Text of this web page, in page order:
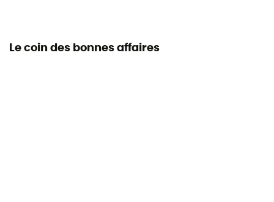
Le coin des bonnes affaires